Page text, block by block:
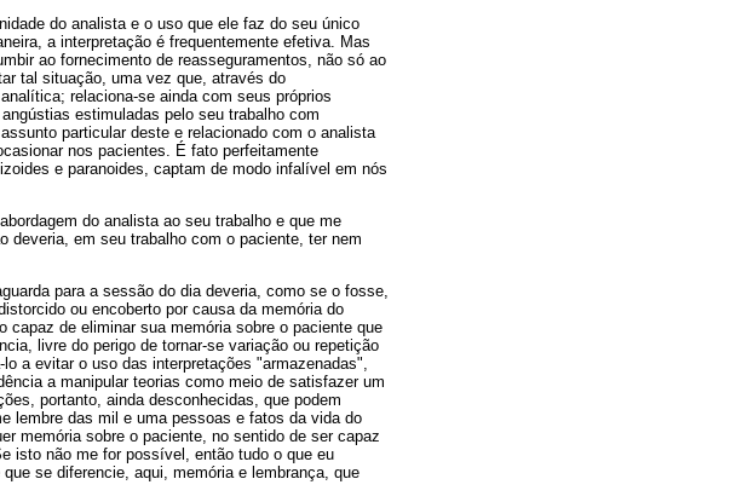
do analista e o uso que ele faz do seu único
a interpretação é frequentemente efetiva. Mas
ao fornecimento de reasseguramentos, não só ao
tal situação, uma vez que, através do
relaciona-se ainda com seus próprios
estimuladas pelo seu trabalho com
particular deste e relacionado com o analista
nos pacientes. É fato perfeitamente
e paranoides, captam de modo infalível em nós
do analista ao seu trabalho e que me
deveria, em seu trabalho com o paciente, ter nem
para a sessão do dia deveria, como se o fosse,
ou encoberto por causa da memória do
de eliminar sua memória sobre o paciente que
livre do perigo de tornar-se variação ou repetição
a evitar o uso das interpretações "armazenadas",
a manipular teorias como meio de satisfazer um
portanto, ainda desconhecidas, que podem
lembre das mil e uma pessoas e fatos da vida do
memória sobre o paciente, no sentido de ser capaz
isto não me for possível, então tudo o que eu
se diferencie, aqui, memória e lembrança, que